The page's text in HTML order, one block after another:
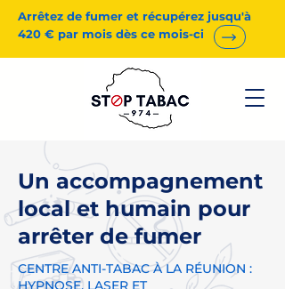
Arrêtez de fumer et récupérez jusqu'à
420 € par mois dès ce mois-ci
Un accompagnement
local et humain pour
arrêter de fumer
CENTRE ANTI-TABAC À LA RÉUNION :
HYPNOSE, LASER ET